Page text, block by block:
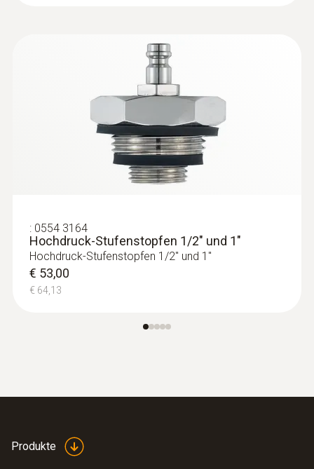
: 0554 3164
Hochdruck-Stufenstopfen 1/2" und 1"
Hochdruck-Stufenstopfen 1/2" und 1"
€ 53,00
€ 64,13
Produkte